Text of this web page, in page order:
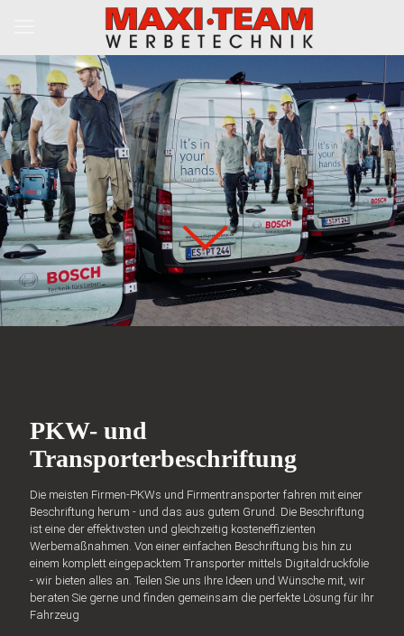
PKW- und
Transporterbeschriftung
Die meisten Firmen-PKWs und Firmentransporter fahren mit einer
Beschriftung herum - und das aus gutem Grund. Die Beschriftung
ist eine der effektivsten und gleichzeitig kosteneffizienten
Werbemaßnahmen. Von einer einfachen Beschriftung bis hin zu
einem komplett eingepacktem Transporter mittels Digitaldruckfolie
- wir bieten alles an. Teilen Sie uns Ihre Ideen und Wünsche mit, wir
beraten Sie gerne und finden gemeinsam die perfekte Lösung für Ihr
Fahrzeug